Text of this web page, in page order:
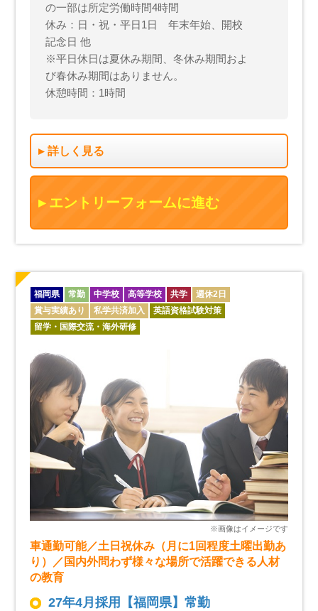
の一部は所定労働時間4時間
休み：日・祝・平日1日 年末年始、開校
記念日 他
※平日休日は夏休み期間、冬休み期間およ
び春休み期間はありません。
休憩時間：1時間
詳しく見る
エントリーフォームに進む
福岡県 常勤 中学校 高等学校 共学
週休2日
賞与実績あり
私学共済加入
英語資格試験対策
留学・国際交流・海外研修
車通勤可能／土日祝休み（月に1回程度土曜出勤あ
り）／国内外問わず様々な場所で活躍できる人材
の教育
27年4月採用【福岡県】常勤